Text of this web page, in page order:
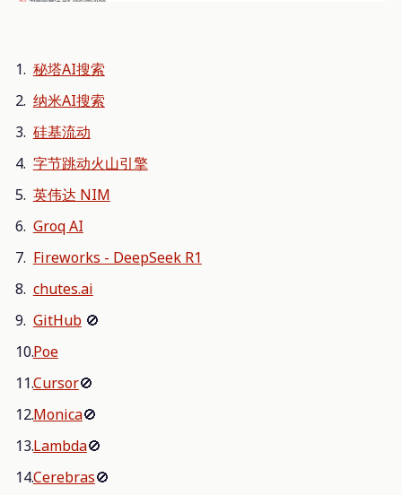
秘塔AI搜索
纳米AI搜索
硅基流动
字节跳动火山引擎
英伟达 NIM
Groq AI
Fireworks - DeepSeek R1
chutes.ai
GitHub🚫
Poe
Cursor🚫
Monica🚫
Lambda🚫
Cerebras🚫